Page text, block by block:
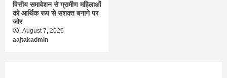
वित्तीय समावेशन से ग्रामीण महिलाओं
को आर्थिक रूप से सशक्त बनाने पर
जोर
August 7, 2026
aajtakadmin